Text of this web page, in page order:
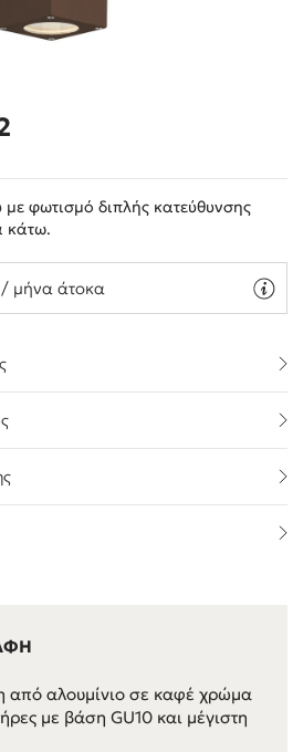
φωτισμό διπλής κατεύθυνσης
κάτω.
/ μήνα άτοκα
από αλουμίνιο σε καφέ χρώμα
με βάση GU10 και μέγιστη